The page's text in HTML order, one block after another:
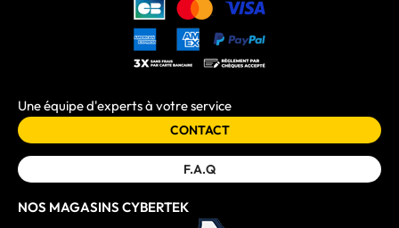
Une équipe d'experts à votre service
CONTACT
F.A.Q
NOS MAGASINS CYBERTEK